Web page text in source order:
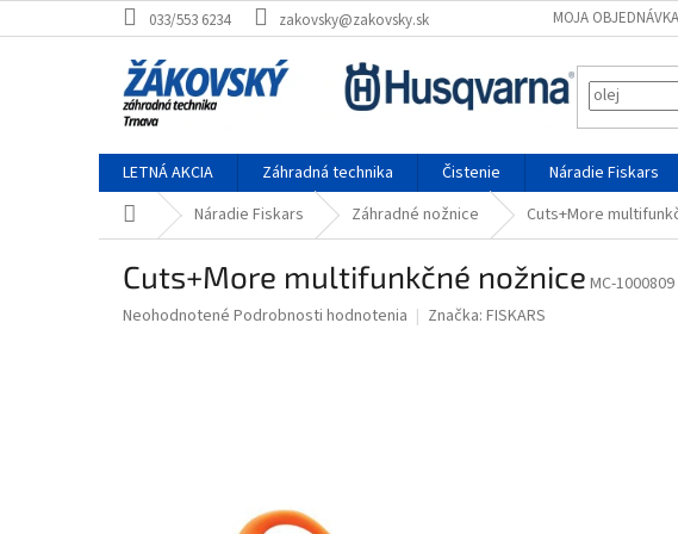
033/553 6234 zakovsky@zakovsky.sk MOJA OBJEDNÁVKA
LETNÁ AKCIA Záhradná technika Čistenie Náradie Fiskars
DomovNáradie Fiskars Záhradné nožnice Cuts+More
Cuts+More multifunkčné nožnice MC-1000809
Priemerné hodnotenie produktu je 0,0 z 5 hviezdičiek.
Neohodnotené Podrobnosti hodnotenia Značka: FISKARS